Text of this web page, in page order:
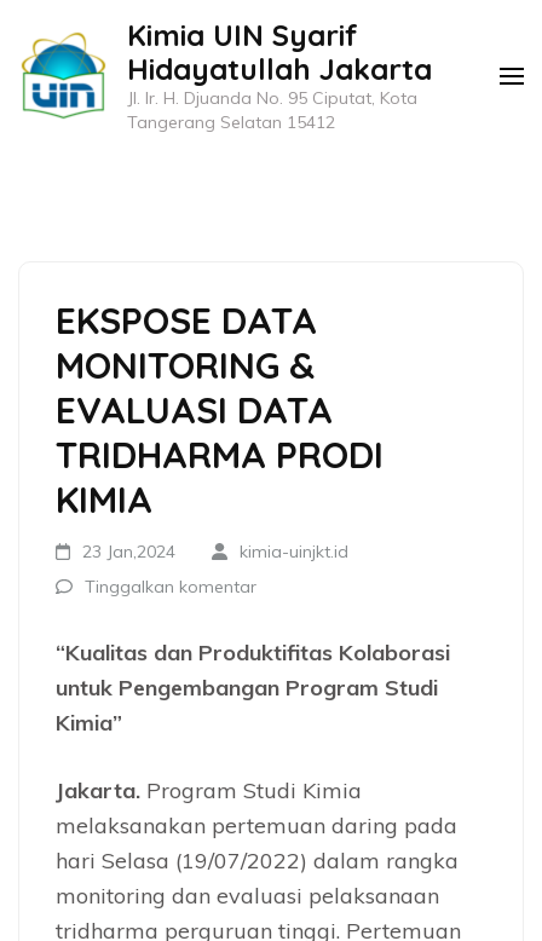
konten
(Tekan
Kimia UIN Syarif
Hidayatullah Jakarta
Jl. Ir. H. Djuanda No. 95 Ciputat, Kota
Tangerang Selatan 15412
EKSPOSE DATA
MONITORING &
EVALUASI DATA
TRIDHARMA PRODI
KIMIA
23 Jan,2024
kimia-uinjkt.id
Tinggalkan komentar
“Kualitas dan Produktifitas Kolaborasi
untuk Pengembangan Program Studi
Kimia”
Jakarta. Program Studi Kimia
melaksanakan pertemuan daring pada
hari Selasa (19/07/2022) dalam rangka
monitoring dan evaluasi pelaksanaan
tridharma perguruan tinggi. Pertemuan